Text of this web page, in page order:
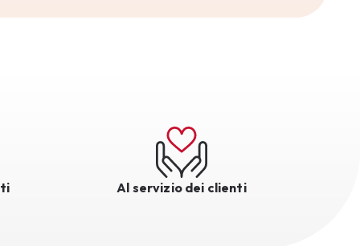
Al servizio dei clienti